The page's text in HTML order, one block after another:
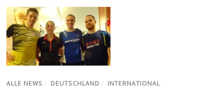
ALLE NEWS / DEUTSCHLAND / INTERNATIONAL